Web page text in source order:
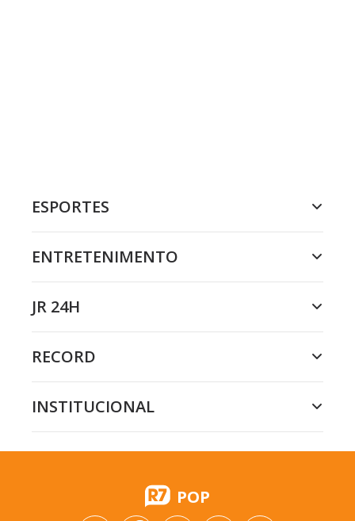
ESPORTES
ENTRETENIMENTO
JR 24H
RECORD
INSTITUCIONAL
POP